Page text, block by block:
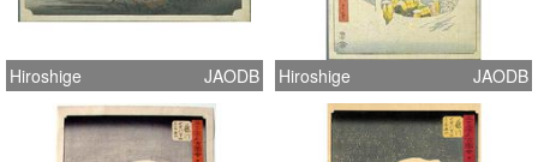
Hiroshige JAODB Hiroshige JAODB